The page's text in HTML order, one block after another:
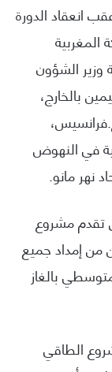
انعقاد الدورة
المغربية
وزير الشؤون
بالخارج،
في النهوض
نهر مانو.
تقدم مشروع
من إمداد جميع
بالغاز
الطاقي